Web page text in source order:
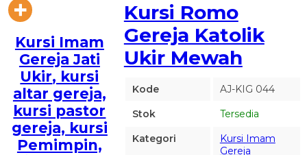
Kursi Romo
Gereja Katolik
Ukir Mewah
Kode
AJ-KIG 044
Stok
Tersedia
Kategori
Kursi Imam
Gereja
Kursi Imam
Gereja Jati
Ukir, kursi
altar gereja,
kursi pastor
gereja, kursi
Pemimpin,